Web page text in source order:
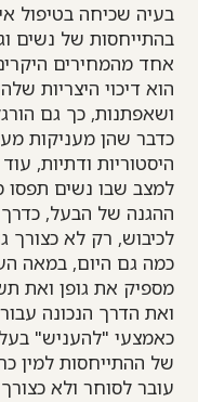
בעיה שכיחה בטיפול
בהתייחסות של נשים
אחד מהמחירים
הוא דיכוי היצריות
ושאפתנות, כך גם
כדבר שהן מעניקות
היסטוריות ודתיות,
למצב שבו נשים תפסו
ההגנה של הבעל, כדרך
לכיבוש, רק לא כצורך
כמה גם היום, במאה
מספיק את גופן ואת
ואת הדרך הנכונה
כאמצעי "להעניש"
של ההתייחסות למין
עובר לסוחר ולא